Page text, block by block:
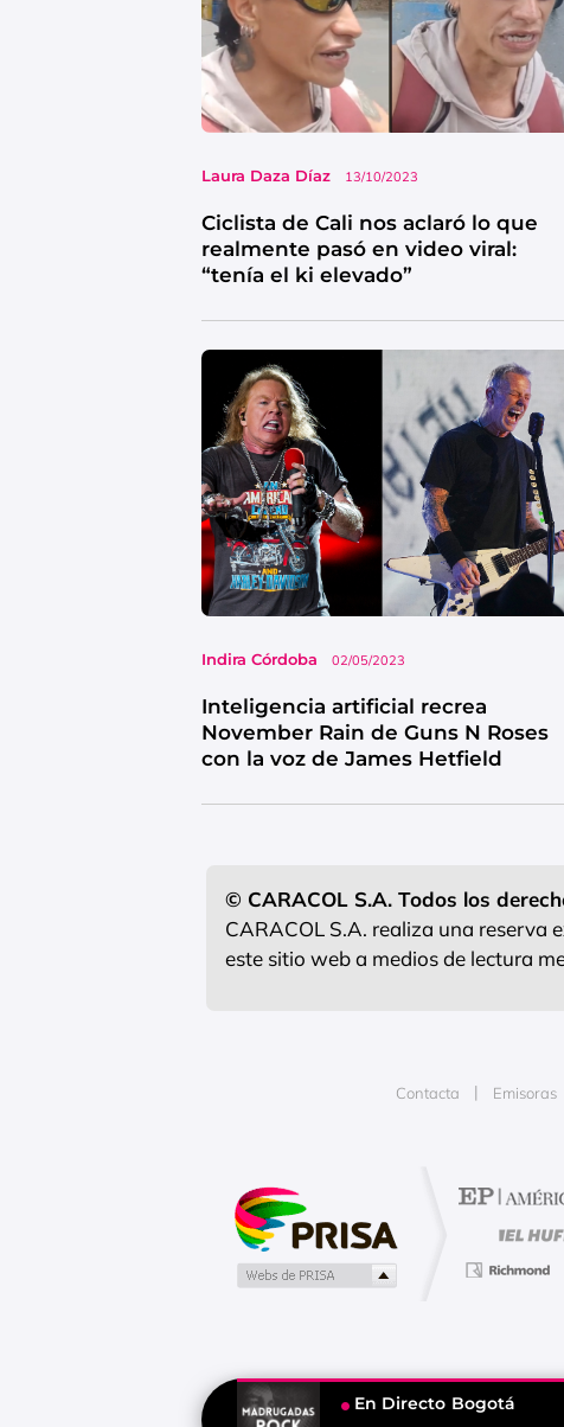
Laura Daza Díaz 13/10/2023
Ciclista de Cali nos aclaró lo que
realmente pasó en video viral:
“tenía el ki elevado”
Indira Córdoba 02/05/2023
Inteligencia artificial recrea
November Rain de Guns N Roses
con la voz de James Hetfield
© CARACOL S.A. Todos los
CARACOL S.A. realiza una reserva
este sitio web a medios de lectura
Contacta Emisoras
Publicidad
Tu contenido empezará después de
En Directo Bogotá